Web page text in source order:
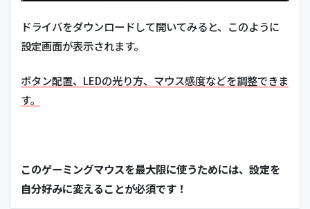
ドライバをダウンロードして開いてみると、このように
設定画面が表示されます。
ボタン配置、LEDの光り方、マウス感度などを調整できま
す。
このゲーミングマウスを最大限に使うためには、設定を
自分好みに変えることが必須です！